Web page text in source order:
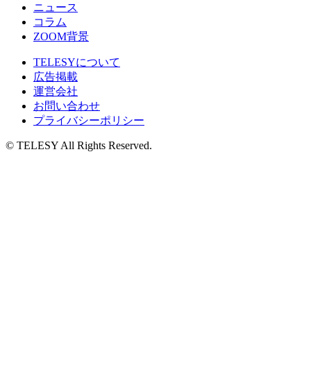
ニュース
コラム
ZOOM背景
TELESYについて
広告掲載
運営会社
お問い合わせ
プライバシーポリシー
© TELESY All Rights Reserved.